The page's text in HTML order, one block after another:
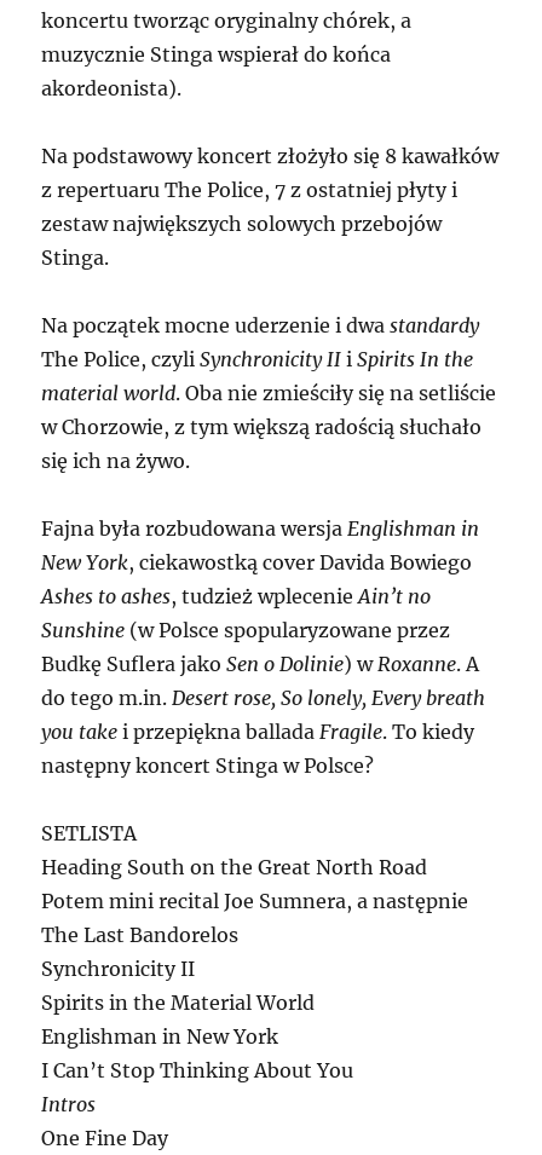
koncertu tworząc oryginalny chórek, a
muzycznie Stinga wspierał do końca
akordeonista).
Na podstawowy koncert złożyło się 8 kawałków
z repertuaru The Police, 7 z ostatniej płyty i
zestaw największych solowych przebojów
Stinga.
Na początek mocne uderzenie i dwastandardy
The Police, czyliSynchronicity II iSpirits In the
material world. Oba nie zmieściły się na setliście
w Chorzowie, z tym większą radością słuchało
się ich na żywo.
Fajna była rozbudowana wersja Englishman in
New York, ciekawostką cover Davida Bowiego
Ashes to ashes, tudzież wplecenieAin’t no
Sunshine (w Polsce spopularyzowane przez
Budkę Suflera jakoSen o Dolinie) w Roxanne. A
do tego m.in. Desert rose, So lonely, Every breath
you take i przepiękna ballada Fragile. To kiedy
następny koncert Stinga w Polsce?
SETLISTA
Heading South on the Great North Road
Potem mini recital Joe Sumnera, a następnie
The Last Bandorelos
Synchronicity II
Spirits in the Material World
Englishman in New York
I Can’t Stop Thinking About You
Intros
One Fine Day